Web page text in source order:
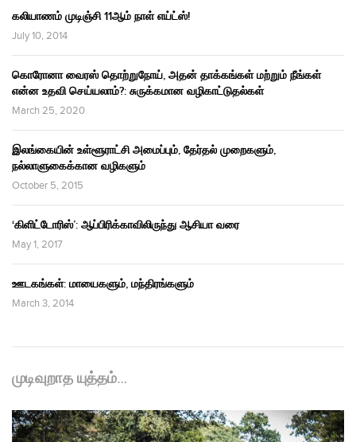
கலியாணம் முடிஞ்சி 11ஆம் நாள் எய்ட்ஸ்!
July 10, 2014
கொரோனா வைரஸ் தொற்றுநோய், அதன் தாக்கங்கள் மற்றும் நீங்கள்
என்ன உதவி செய்யலாம்?: சுருக்கமான வழிகாட்டுதல்கள்
March 25, 2020
இலங்கையின் உள்ளூராட்சி அமைப்பும், தேர்தல் முறைகளும்,
நல்லாளுகைக்கான வழிகளும்
October 5, 2015
‘கிளிட்டோரிஸ்’: ஆப்பிரிக்காவிலிருந்து ஆசியா வரை
May 1, 2017
ஊடகங்கள்: மாயைகளும், மந்திரங்களும்
March 3, 2014
முடிவுறாத யுத்தம்…